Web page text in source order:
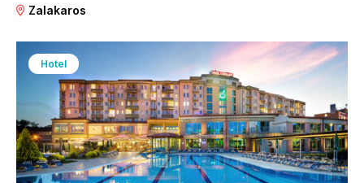
Zalakaros
Hotel